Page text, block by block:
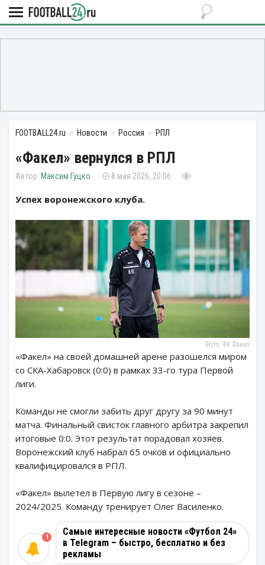
FOOTBALL24.ru Новости Россия РПЛ
«Факел» вернулся в РПЛ
Максим Гуцко 8 мая 2026, 20:06
Успех воронежского клуба.
Фото: ФК Факел
«Факел» на своей домашней арене разошелся миром
со СКА-Хабаровск (0:0) в рамках 33-го тура Первой
лиги.
Команды не смогли забить друг другу за 90 минут
матча. Финальный свисток главного арбитра закрепил
итоговые 0:0. Этот результат порадовал хозяев.
Воронежский клуб набрал 65 очков и официально
квалифицировался в РПЛ.
«Факел» вылетел в Первую лигу в сезоне –
2024/2025. Команду тренирует Олег Василенко.
Самые интересные новости «Футбол 24»
в Telegram – быстро, бесплатно и без
рекламы
1